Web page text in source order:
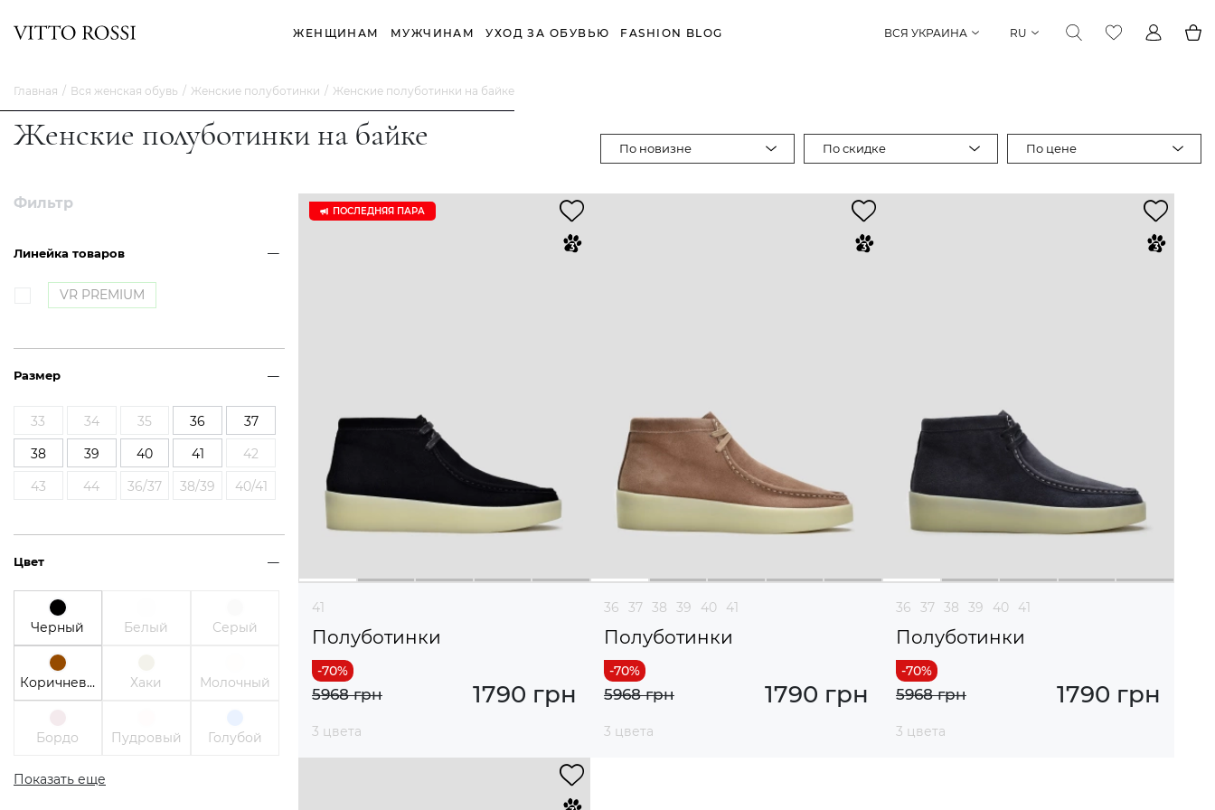
ЖЕНЩИНАМ МУЖЧИНАМ УХОД ЗА ОБУВЬЮ FASHION BLOG ВСЯ УКРАИНА RU
Главная Вся женская обувь Женские полуботинки Женские полуботинки на байке
Женские полуботинки на байке По новизне По скидке По цене
Фильтр
Линейка товаров
VR PREMIUM
Размер
33 34 35 36
37
38
39 40 41
42
43
44 36/37 38/39 40/41
Цвет
Черный Белый Серый
Коричневый Хаки Молочный
Бордо Пудровый Голубой
Показать еще
ПОСЛЕДНЯЯ ПАРА
41
Полуботинки
1790 грн
5968 грн
3 цвета
36 37 38 39 40 41
Полуботинки
1790 грн
5968 грн
3 цвета
36 37 38 39 40 41
Полуботинки
1790 грн
5968 грн
3 цвета